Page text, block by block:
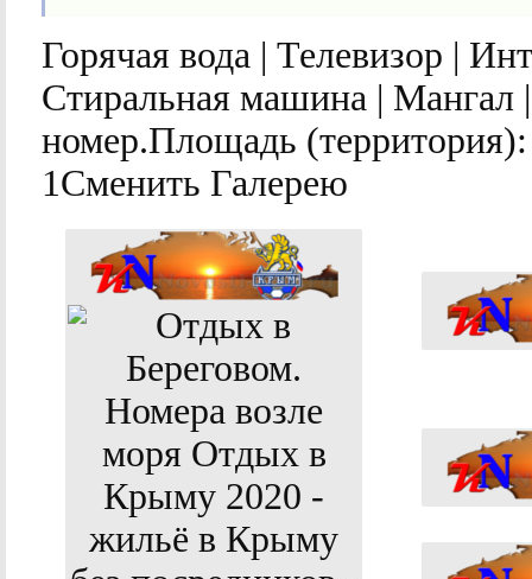
Горячая вода | Телевизор |
Стиральная машина | Мангал
номер.Площадь (территория):
1Сменить Галерею